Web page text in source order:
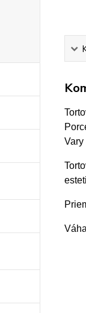
Vary